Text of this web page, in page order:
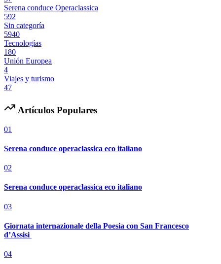
Serena conduce Operaclassica
592
Sin categoría
5940
Tecnologías
180
Unión Europea
4
Viajes y turismo
47
Artículos Populares
01
Serena conduce operaclassica eco italiano
02
Serena conduce operaclassica eco italiano
03
Giornata internazionale della Poesia con San Francesco
d’Assisi
04